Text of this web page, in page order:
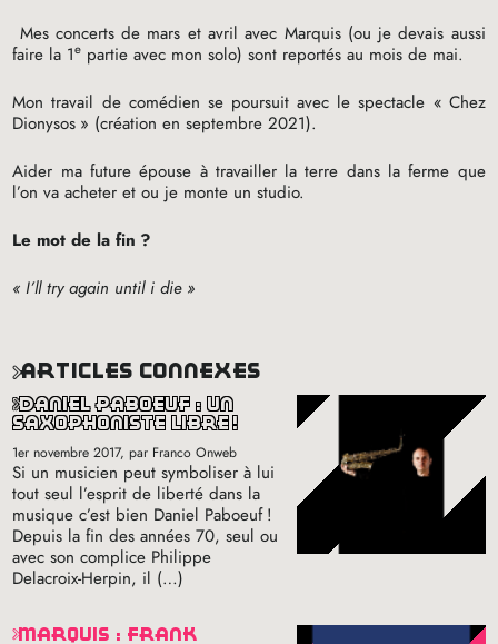
Mes concerts de mars et avril avec Marquis (ou je devais aussi
faire la 1e partie avec mon solo) sont reportés au mois de mai.
Mon travail de comédien se poursuit avec le spectacle « Chez
Dionysos » (création en septembre 2021).
Aider ma future épouse à travailler la terre dans la ferme que
l’on va acheter et ou je monte un studio.
Le mot de la fin ?
« I’ll try again until i die »
articles connexes
daniel paboeuf : un
saxophoniste libre !
1er novembre 2017, par Franco Onweb
Si un musicien peut symboliser à lui
tout seul l’esprit de liberté dans la
musique c’est bien Daniel Paboeuf !
Depuis la fin des années 70, seul ou
avec son complice Philippe
Delacroix-Herpin, il (…)
marquis : frank